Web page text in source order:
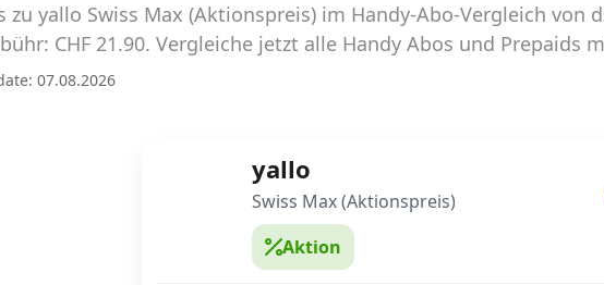
im neuen Design
zu yallo Swiss Max (Aktionspreis) im Handy-Abo-Vergleich von
CHF 21.90. Vergleiche jetzt alle Handy Abos und Prepaids
07.08.2026
yallo
Swiss Max (Aktionspreis)
Aktion